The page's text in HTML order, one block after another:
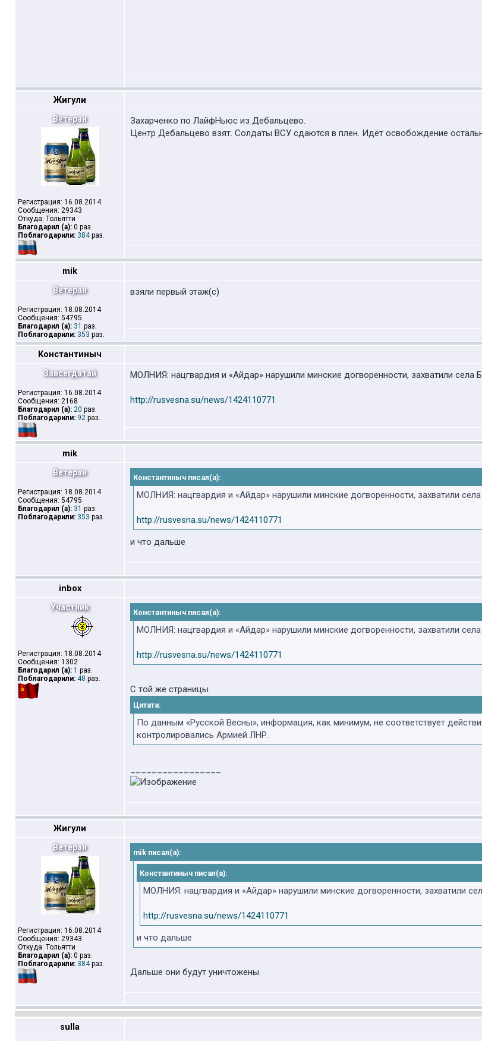
Жигули
Ветеран
Регистрация: 16.08.2014
Сообщения: 29343
Откуда: Тольятти
Благодарил (а): 0 раз.
Поблагодарили: 384раз.
Захарченко по ЛайфНьюс из Дебальцево.
Центр Дебальцево взят. Солдаты ВСУ сдаются в плен. Идёт освобождение
mik
Ветеран
Регистрация: 18.08.2014
Сообщения: 54795
Благодарил (а): 31 раз.
Поблагодарили: 353 раз.
взяли первый этаж(с)
Константиныч
Завсегдатай
Регистрация: 16.08.2014
Сообщения: 2168
Благодарил (а): 20 раз.
Поблагодарили: 92 раз.
МОЛНИЯ: нацгвардия и «Айдар» нарушили минские догворенности, захватили села
http://rusvesna.su/news/1424110771
mik
Ветеран
Регистрация: 18.08.2014
Сообщения: 54795
Благодарил (а): 31 раз.
Поблагодарили: 353 раз.
Константиныч писал(а):
МОЛНИЯ: нацгвардия и «Айдар» нарушили минские догворенности, захватили
http://rusvesna.su/news/1424110771
и что дальше
inbox
Участник
Регистрация: 18.08.2014
Сообщения: 1302
Благодарил (а): 1 раз.
Поблагодарили: 48 раз.
Константиныч писал(а):
МОЛНИЯ: нацгвардия и «Айдар» нарушили минские догворенности, захватили
http://rusvesna.su/news/1424110771
С той же страницы
Цитата:
По данным «Русской Весны», информация, как минимум, не соответствует
контролировались Армией ЛНР.
Жигули
Ветеран
Регистрация: 16.08.2014
Сообщения: 29343
Откуда: Тольятти
Благодарил (а): 0 раз.
Поблагодарили: 384раз.
mik писал(а):
Константиныч писал(а):
МОЛНИЯ: нацгвардия и «Айдар» нарушили минские догворенности, захватили
http://rusvesna.su/news/1424110771
и что дальше
Дальше они будут уничтожены.
sulla